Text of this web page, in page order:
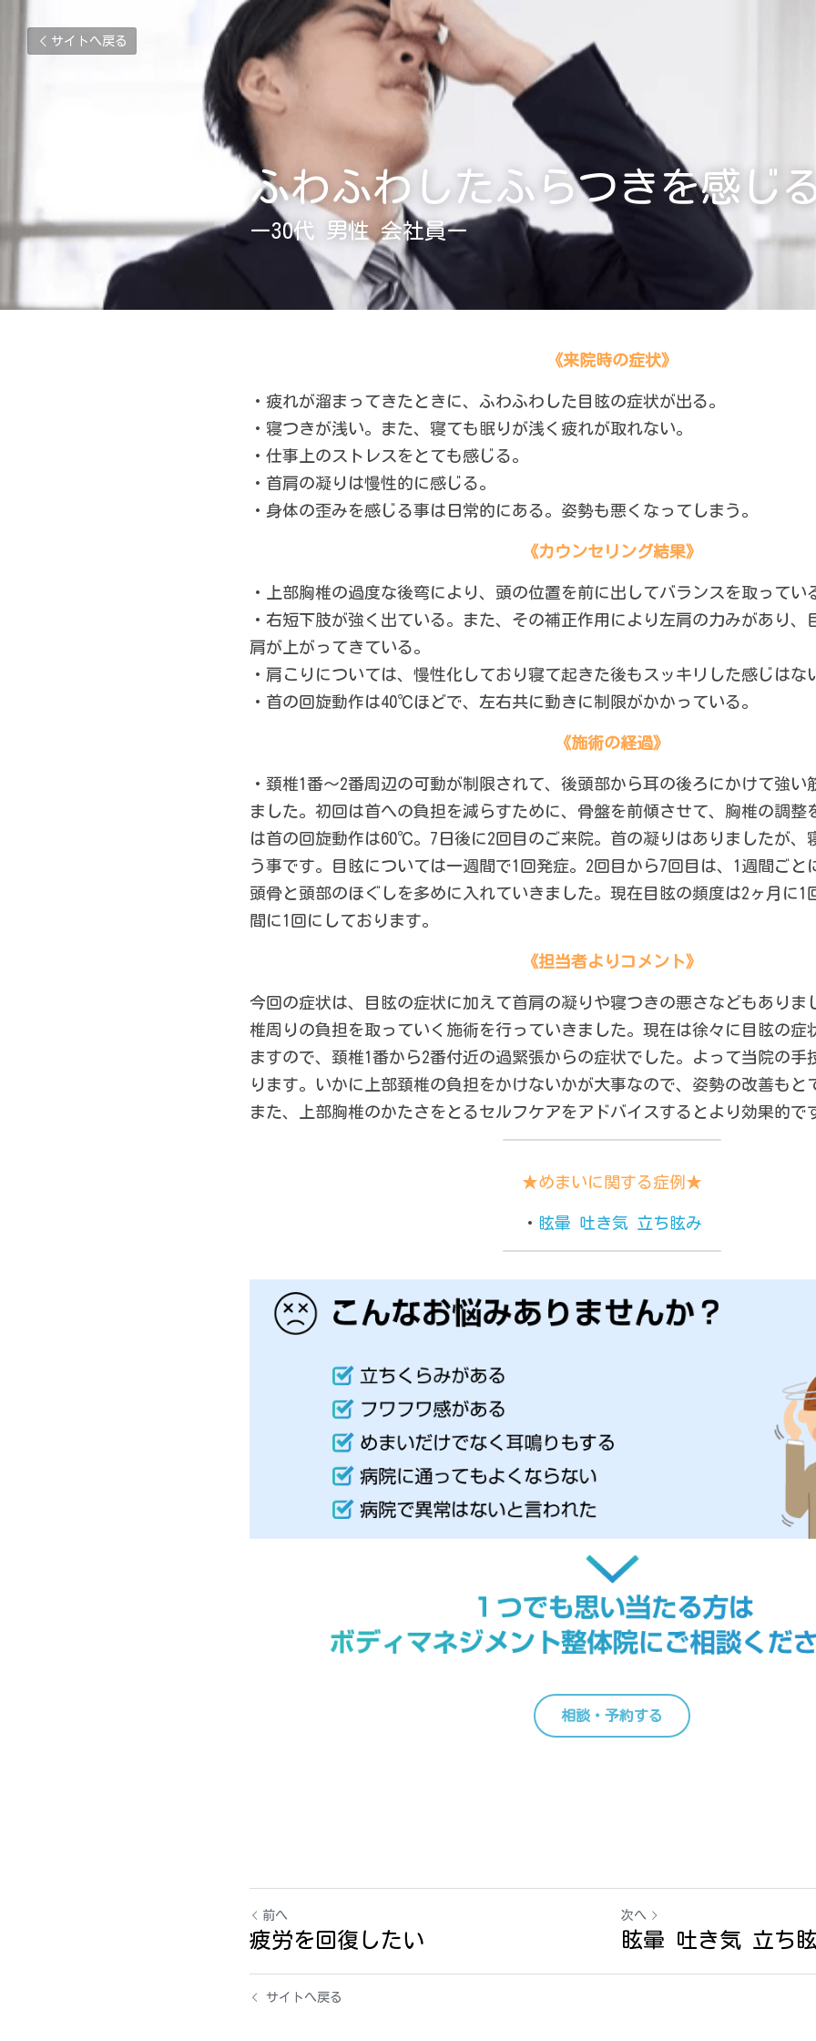
サイトへ戻る
ふわふわしたふらつきを感じ
ー30代 男性 会社員ー
《来院時の症状》
・疲れが溜まってきたときに、ふわふわした目眩の症状が出る。
・寝つきが浅い。また、寝ても眠りが浅く疲れが取れない。
・仕事上のストレスをとても感じる。
・首肩の凝りは慢性的に感じる。
・身体の歪みを感じる事は日常的にある。姿勢も悪くなってしまう。
《カウンセリング結果》
・上部胸椎の過度な後弯により、頭の位置を前に出してバランスを取ってい
・右短下肢が強く出ている。また、その補正作用により左肩の力みがあり、
肩が上がってきている。
・肩こりについては、慢性化しており寝て起きた後もスッキリした感じはな
・首の回旋動作は40℃ほどで、左右共に動きに制限がかかっている。
《施術の経過》
・頚椎1番～2番周辺の可動が制限されて、後頭部から耳の後ろにかけて強い
ました。初回は首への負担を減らすために、骨盤を前傾させて、胸椎の調整
は首の回旋動作は60℃。7日後に2回目のご来院。首の凝りはありましたが、
う事です。目眩については一週間で1回発症。2回目から7回目は、1週間ごと
頭骨と頭部のほぐしを多めに入れていきました。現在目眩の頻度は2ヶ月に1
間に1回にしております。
《担当者よりコメント》
今回の症状は、目眩の症状に加えて首肩の凝りや寝つきの悪さなどもありま
椎周りの負担を取っていく施術を行っていきました。現在は徐々に目眩の症
ますので、頚椎1番から2番付近の過緊張からの症状でした。よって当院の手
ります。いかに上部頚椎の負担をかけないかが大事なので、姿勢の改善もと
また、上部胸椎のかたさをとるセルフケアをアドバイスするとより効果的で
★めまいに関する症例★
・ 眩暈 吐き気 立ち眩み
相談・予約する
前へ
疲労を回復したい
次へ
眩暈 吐き気 立ち
サイトへ戻る